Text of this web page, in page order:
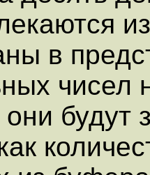
в
чисел
будут